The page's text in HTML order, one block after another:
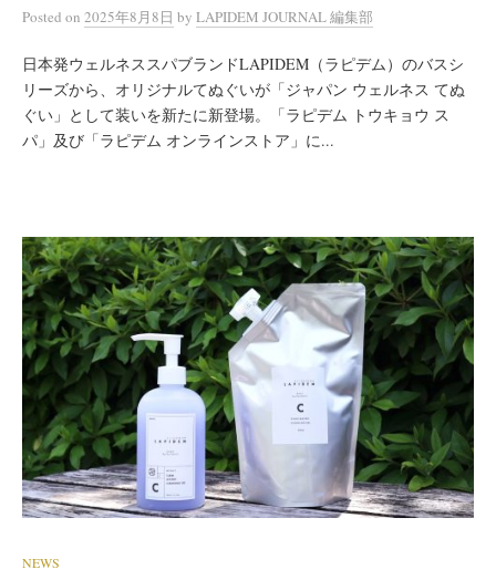
Posted on 2025年8月8日 by LAPIDEM JOURNAL 編集部
⽇本発ウェルネススパブランドLAPIDEM（ラピデム）のバスシ
リーズから、オリジナルてぬぐいが「ジャパン ウェルネス てぬ
ぐい」として装いを新たに新登場。「ラピデム トウキョウ ス
パ」及び「ラピデム オンラインストア」に...
NEWS